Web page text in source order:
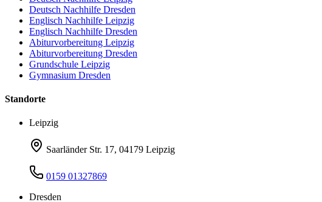
Deutsch Nachhilfe Dresden
Englisch Nachhilfe Leipzig
Englisch Nachhilfe Dresden
Abiturvorbereitung Leipzig
Abiturvorbereitung Dresden
Grundschule Leipzig
Gymnasium Dresden
Standorte
Leipzig
Saarländer Str. 17, 04179 Leipzig
0159 01327869
Dresden